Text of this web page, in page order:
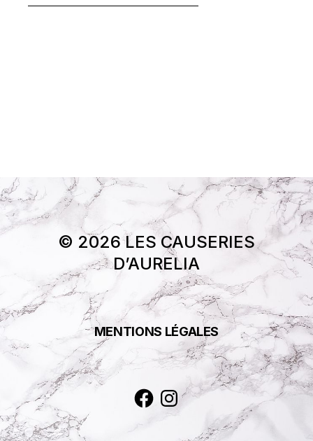
© 2026 LES CAUSERIES
D’AURELIA
MENTIONS LÉGALES
Facebook
Instagram